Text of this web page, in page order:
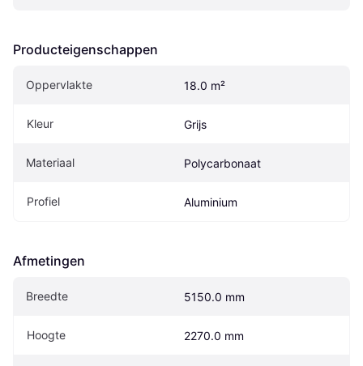
Producteigenschappen
Oppervlakte 18.0 m²
Kleur Grijs
Materiaal Polycarbonaat
Profiel Aluminium
Afmetingen
Breedte 5150.0 mm
Hoogte 2270.0 mm